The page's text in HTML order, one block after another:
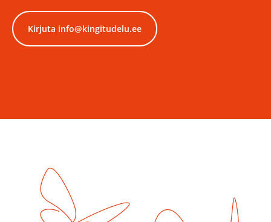
Kirjuta info@kingitudelu.ee